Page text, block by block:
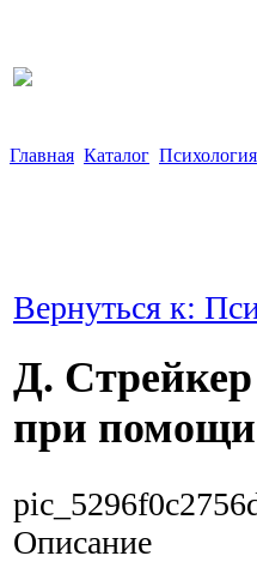
Главная Каталог Психология
Вернуться к:
Д.
при помощи
Описание